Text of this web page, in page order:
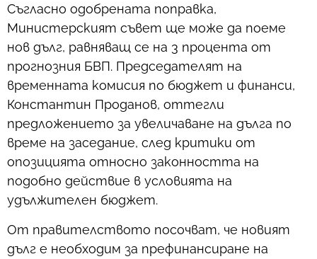
Съгласно одобрената поправка,
Министерският съвет ще може да поеме
нов дълг, равняващ се на 3 процента от
прогнозния БВП. Председателят на
временната комисия по бюджет и финанси,
Константин Проданов, оттегли
предложението за увеличаване на дълга по
време на заседание, след критики от
опозицията относно законността на
подобно действие в условията на
удължителен бюджет.
От правителството посочват, че новият
дълг е необходим за префинансиране на